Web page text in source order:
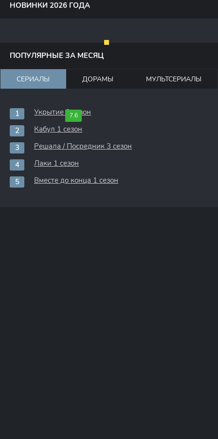
НОВИНКИ 2026 ГОДА
ПОПУЛЯРНЫЕ ЗА МЕСЯЦ
СЕРИАЛЫ ДОРАМЫ МУЛЬТСЕРИАЛЫ
7.6
Укрытие 3 сезон
Кабул 1 сезон
Решала / Посредник 3 сезон
Лаки 1 сезон
Вместе до конца 1 сезон